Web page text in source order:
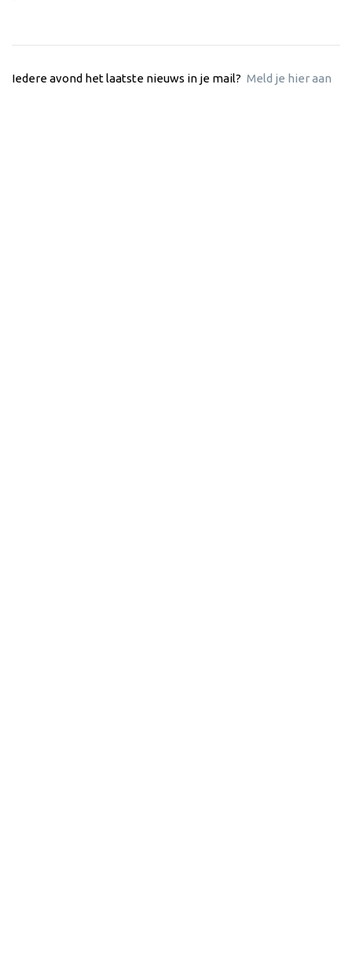
Iedere avond het laatste nieuws in je mail? Meld je hier aan